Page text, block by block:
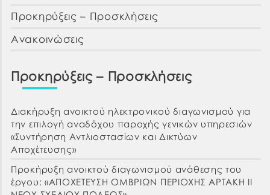
Προκηρύξεις – Προσκλήσεις
Ανακοινώσεις
Προκηρύξεις – Προσκλήσεις
Διακήρυξη ανοικτού ηλεκτρονικού διαγωνισμού για
την επιλογή αναδόχου παροχής γενικών υπηρεσιών
«Συντήρηση Αντλιοστασίων και Δικτύων
Αποχέτευσης»
Προκήρυξη ανοικτού διαγωνισμού ανάθεσης του
έργου: «ΑΠΟΧΕΤΕΥΣΗ ΟΜΒΡΙΩΝ ΠΕΡΙΟΧΗΣ ΑΡΤΑΚΗ ΙΙ